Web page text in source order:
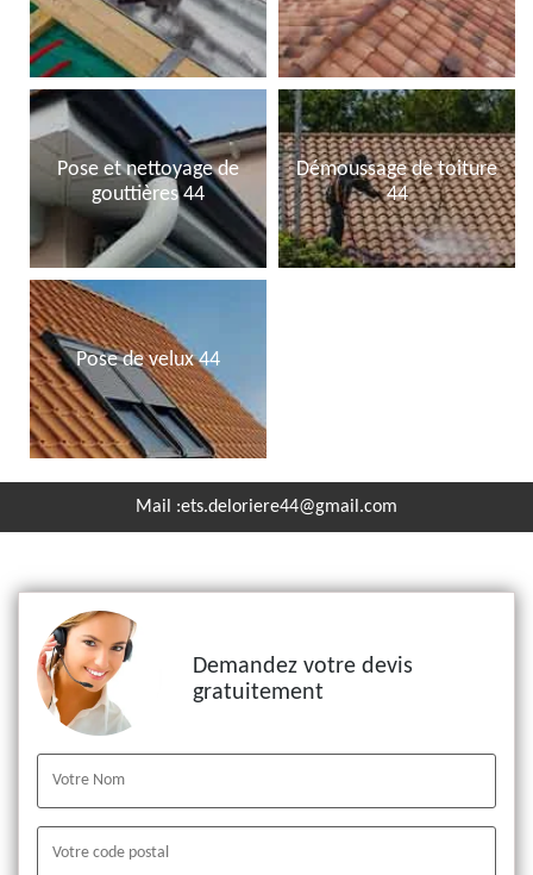
Pose et nettoyage de
gouttières 44
Démoussage de toiture
44
Pose de velux 44
Mail :ets.deloriere44@gmail.com
Demandez votre devis
gratuitement